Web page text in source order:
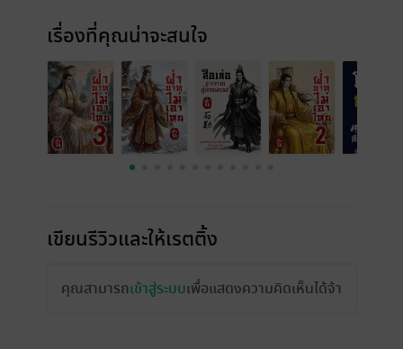
เรื่องที่คุณน่าจะสนใจ
เขียนรีวิวและให้เรตติ้ง
คุณสามารถเข้าสู่ระบบเพื่อแสดงความคิดเห็นได้จ้า